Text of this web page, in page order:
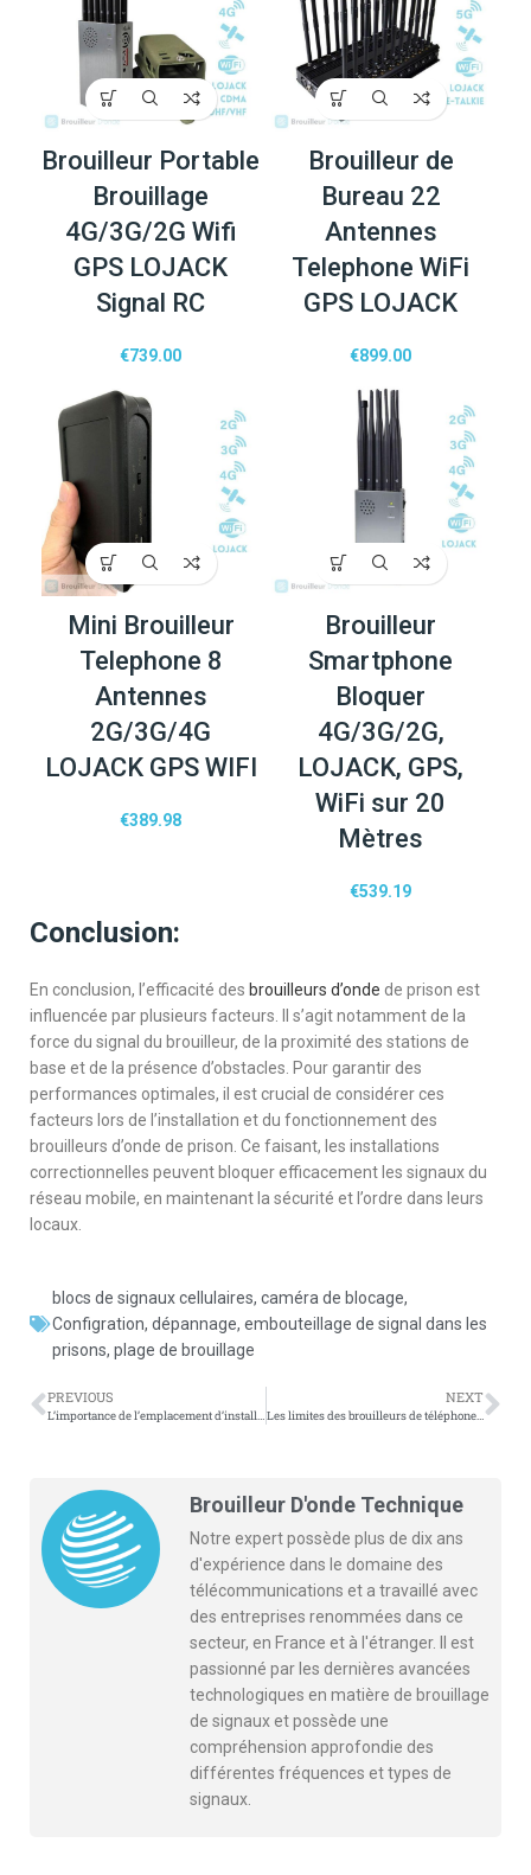
Brouilleur Portable
Brouillage
4G/3G/2G Wifi
GPS LOJACK
Signal RC
€739.00
Brouilleur de
Bureau 22
Antennes
Telephone WiFi
GPS LOJACK
€899.00
Mini Brouilleur
Telephone 8
Antennes
2G/3G/4G
LOJACK GPS WIFI
€389.98
Brouilleur
Smartphone
Bloquer
4G/3G/2G,
LOJACK, GPS,
WiFi sur 20
Mètres
€539.19
Conclusion:
En conclusion, l’efficacité des brouilleurs d’onde de prison est
influencée par plusieurs facteurs. Il s’agit notamment de la
force du signal du brouilleur, de la proximité des stations de
base et de la présence d’obstacles. Pour garantir des
performances optimales, il est crucial de considérer ces
facteurs lors de l’installation et du fonctionnement des
brouilleurs d’onde de prison. Ce faisant, les installations
correctionnelles peuvent bloquer efficacement les signaux du
réseau mobile, en maintenant la sécurité et l’ordre dans leurs
locaux.
blocs de signaux cellulaires, caméra de blocage,
Configration, dépannage, embouteillage de signal dans les
prisons, plage de brouillage
PREVIOUS NEXT
Les limites des brouilleurs de téléphone portable haute puissance dans les applications en plein air
Brouilleur D'onde Technique
Notre expert possède plus de dix ans
d'expérience dans le domaine des
télécommunications et a travaillé avec
des entreprises renommées dans ce
secteur, en France et à l'étranger. Il est
passionné par les dernières avancées
technologiques en matière de brouillage
de signaux et possède une
compréhension approfondie des
différentes fréquences et types de
signaux.